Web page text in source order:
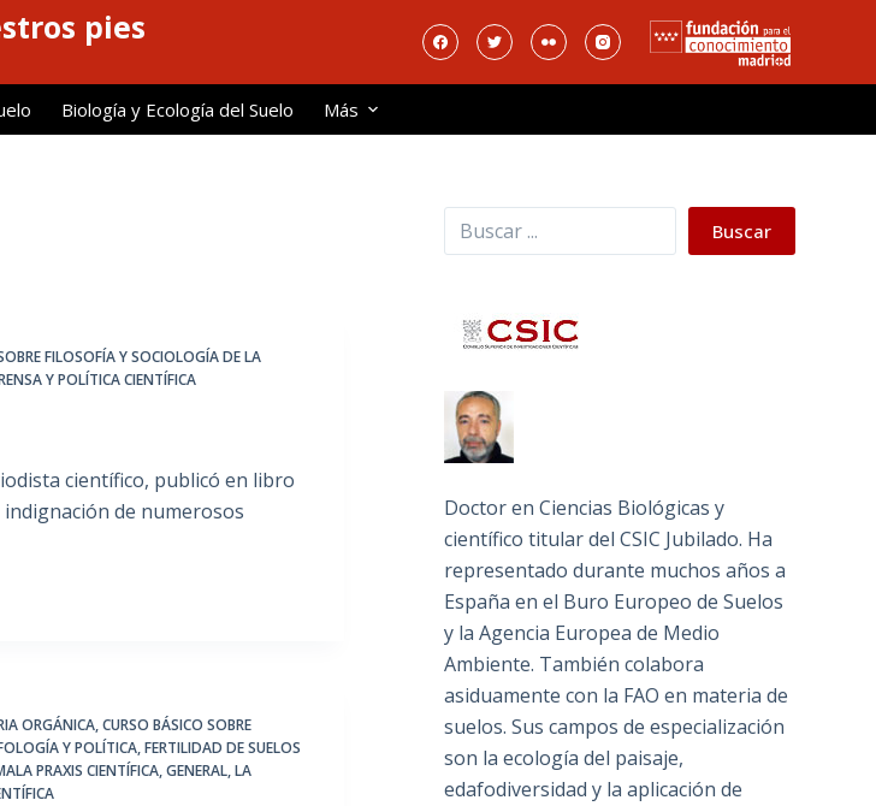
pies
Biología y Ecología del Suelo Más
FILOSOFÍA Y SOCIOLOGÍA DE LA
Y POLÍTICA CIENTÍFICA
científico, publicó en libro
indignación de numerosos
ORGÁNICA,CURSO BÁSICO SOBRE
Y POLÍTICA,FERTILIDAD DE SUELOS
PRAXIS CIENTÍFICA,GENERAL,LA
Buscar Buscar
Doctor en Ciencias Biológicas y
científico titular del CSIC Jubilado. Ha
representado durante muchos años a
España en el Buro Europeo de Suelos
y la Agencia Europea de Medio
Ambiente. También colabora
asiduamente con la FAO en materia de
suelos. Sus campos de especialización
son la ecología del paisaje,
edafodiversidad y la aplicación de